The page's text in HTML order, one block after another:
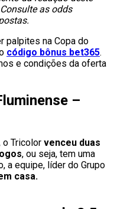
as odds
palpites na Copa do
código bônus bet365.
e condições da oferta
–
o Tricolor venceu duas
, ou seja, tem uma
a equipe, líder do Grupo
casa.